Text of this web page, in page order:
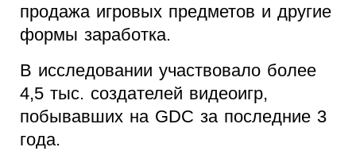
продажа игровых предметов и другие
формы заработка.
В исследовании участвовало более
4,5 тыс. создателей видеоигр,
побывавших на GDC за последние 3
года.